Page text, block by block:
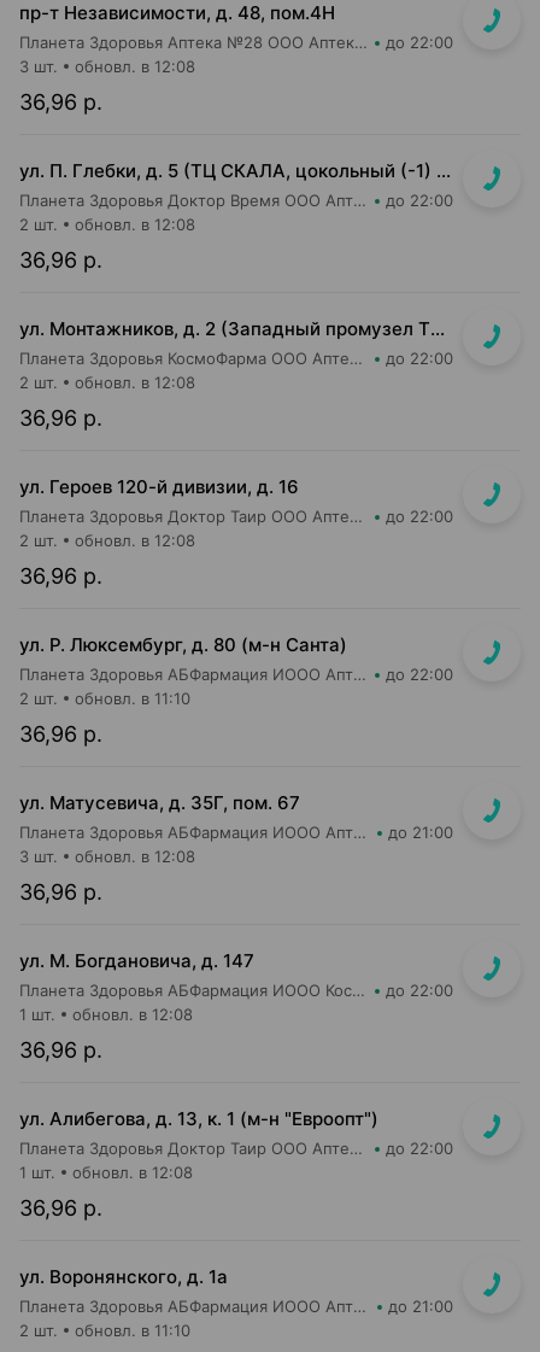
пр-т Независимости, д. 48, пом.4Н
Планета Здоровья Аптека №28 ООО Аптека №1 до 22:00
36,96 р.
3 шт. обновл. в 12:08
ул. П. Глебки, д. 5 (ТЦ СКАЛА, цокольный (-1) этаж)
Планета Здоровья Доктор Время ООО Аптека №50 до 22:00
36,96 р.
2 шт. обновл. в 12:08
ул. Монтажников, д. 2 (Западный промузел ТЭЦ-4, м-н "Евроопт")
Планета Здоровья КосмоФарма ООО Аптека №19 до 22:00
36,96 р.
2 шт. обновл. в 12:08
ул. Героев 120-й дивизии, д. 16
Планета Здоровья Доктор Таир ООО Аптека №2 до 22:00
36,96 р.
2 шт. обновл. в 12:08
ул. Р. Люксембург, д. 80 (м-н Санта)
Планета Здоровья АБФармация ИООО Аптека №7 до 22:00
36,96 р.
2 шт. обновл. в 11:10
ул. Матусевича, д. 35Г, пом. 67
Планета Здоровья АБФармация ИООО Аптека №21 до 21:00
36,96 р.
3 шт. обновл. в 12:08
ул. М. Богдановича, д. 147
Планета Здоровья АБФармация ИООО Косметический магазин №4 до 22:00
36,96 р.
1 шт. обновл. в 12:08
ул. Алибегова, д. 13, к. 1 (м-н "Евроопт")
Планета Здоровья Доктор Таир ООО Аптека №1 до 22:00
36,96 р.
1 шт. обновл. в 12:08
ул. Воронянского, д. 1а
Планета Здоровья АБФармация ИООО Аптека №15 до 21:00
2 шт. обновл. в 11:10